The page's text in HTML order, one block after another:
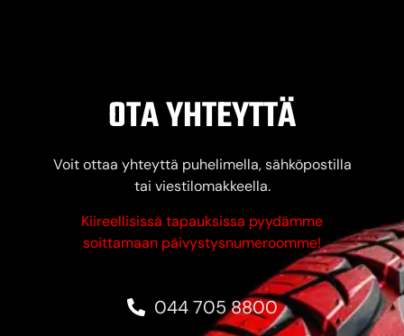
OTA YHTEYTTÄ
Voit ottaa yhteyttä puhelimella, sähköpostilla
tai viestilomakkeella.
Kiireellisissä tapauksissa pyydämme
soittamaan päivystysnumeroomme!
044 705 8800